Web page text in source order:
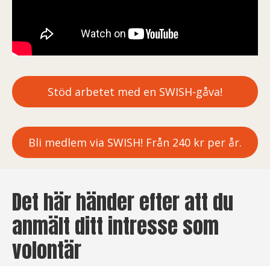
Stöd arbetet med en SWISH-gåva!
Bli medlem via SWISH! Från 240 kr per år.
Det här händer efter att du
anmält ditt intresse som
volontär